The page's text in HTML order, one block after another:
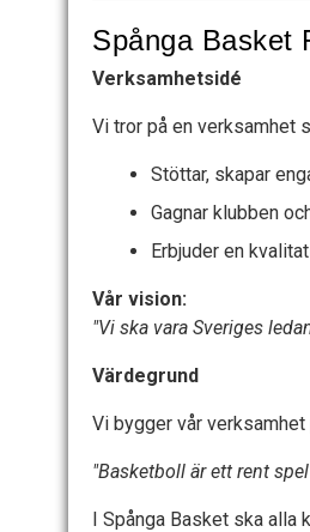
Spånga Basket
Verksamhetsidé
Vi tror på en verksamhet
Stöttar, skapar
Gagnar klubben
Erbjuder en
Vår vision:
"Vi ska vara Sveriges
Värdegrund
Vi bygger vår
"Basketboll är ett rent
I Spånga Basket ska alla